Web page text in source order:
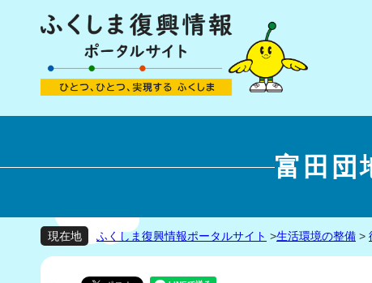
富田団
現在地 ふくしま復興情報ポータルサイト >生活環境の整備 >